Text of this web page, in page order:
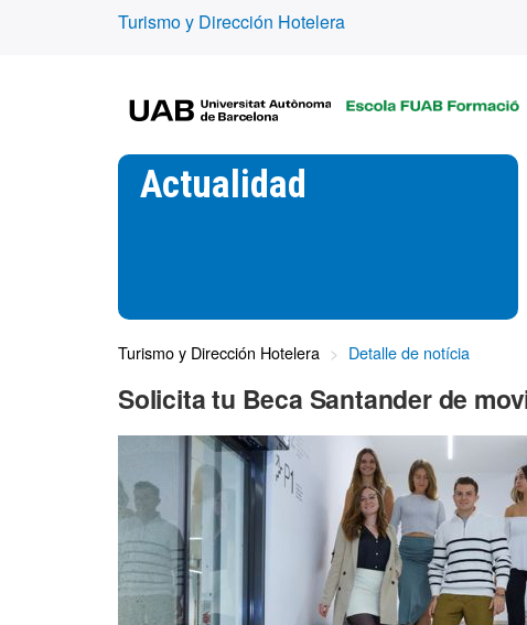
Turismo y Dirección Hotelera
B
Actualidad
Turismo y Dirección Hotelera Detalle de notícia
Solicita tu Beca Santander de